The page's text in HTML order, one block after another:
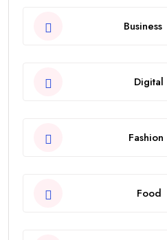
Business
Digital
Fashion
Food